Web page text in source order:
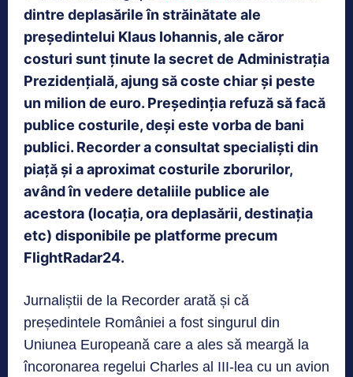
dintre deplasările în străinătate ale
președintelui Klaus Iohannis, ale căror
costuri sunt ținute la secret de Administrația
Prezidențială, ajung să coste chiar și peste
un milion de euro. Președinția refuză să facă
publice costurile, deși este vorba de bani
publici. Recorder a consultat specialiști din
piață și a aproximat costurile zborurilor,
având în vedere detaliile publice ale
acestora (locația, ora deplasării, destinația
etc) disponibile pe platforme precum
FlightRadar24.
Jurnaliștii de la Recorder arată și că
președintele României a fost singurul din
Uniunea Europeană care a ales să meargă la
încoronarea regelui Charles al III-lea cu un avion